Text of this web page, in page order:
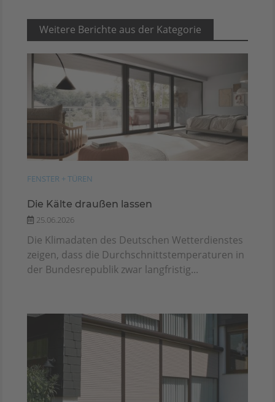
Weitere Berichte aus der Kategorie
FENSTER + TÜREN
Die Kälte draußen lassen
25.06.2026
Die Klimadaten des Deutschen Wetterdienstes
zeigen, dass die Durchschnittstemperaturen in
der Bundesrepublik zwar langfristig...